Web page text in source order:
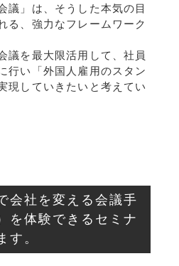
議」は、そうした本気の目
る、強力なフレームワーク
議を最大限活用して、社員
行い「外国人雇用のスタン
現していきたいと考えてい
会社を変える会議手
を体験できるセミナ
す。